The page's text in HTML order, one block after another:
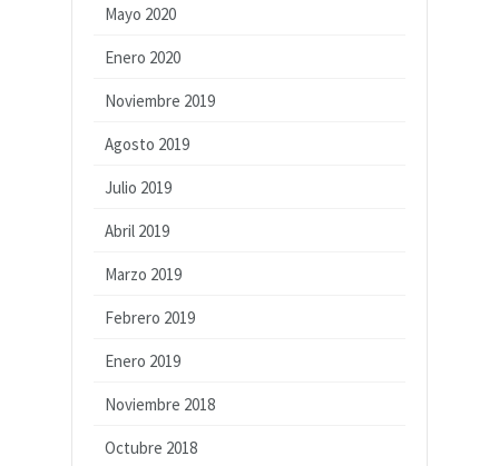
Mayo 2020
Enero 2020
Noviembre 2019
Agosto 2019
Julio 2019
Abril 2019
Marzo 2019
Febrero 2019
Enero 2019
Noviembre 2018
Octubre 2018